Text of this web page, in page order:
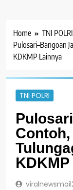
Home
TNI POLRI
Pulosari–Bangoan
KDKMP Lainnya
TNI POLRI